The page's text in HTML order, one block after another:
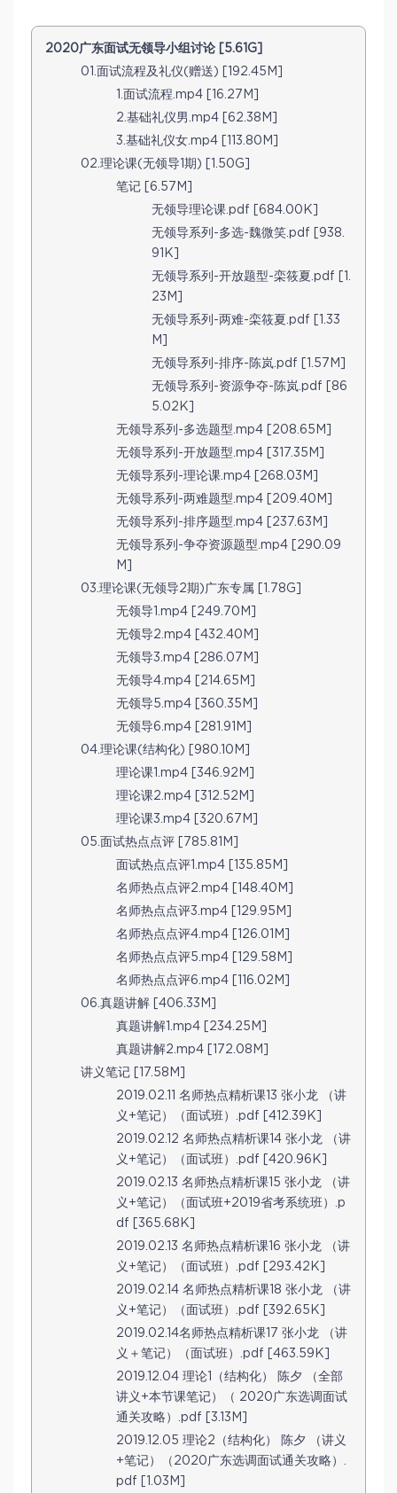
2020广东面试无领导小组讨论 [5.61G]
01.面试流程及礼仪(赠送) [192.45M]
1.面试流程.mp4 [16.27M]
2.基础礼仪男.mp4 [62.38M]
3.基础礼仪女.mp4 [113.80M]
02.理论课(无领导1期) [1.50G]
笔记 [6.57M]
无领导理论课.pdf [684.00K]
无领导系列-多选-魏微笑.pdf [938.
91K]
无领导系列-开放题型-栾筱夏.pdf [1.
23M]
无领导系列-两难-栾筱夏.pdf [1.33
M]
无领导系列-排序-陈岚.pdf [1.57M]
无领导系列-资源争夺-陈岚.pdf [86
5.02K]
无领导系列-多选题型.mp4 [208.65M]
无领导系列-开放题型.mp4 [317.35M]
无领导系列-理论课.mp4 [268.03M]
无领导系列-两难题型.mp4 [209.40M]
无领导系列-排序题型.mp4 [237.63M]
无领导系列-争夺资源题型.mp4 [290.09
M]
03.理论课(无领导2期)广东专属 [1.78G]
无领导1.mp4 [249.70M]
无领导2.mp4 [432.40M]
无领导3.mp4 [286.07M]
无领导4.mp4 [214.65M]
无领导5.mp4 [360.35M]
无领导6.mp4 [281.91M]
04.理论课(结构化) [980.10M]
理论课1.mp4 [346.92M]
理论课2.mp4 [312.52M]
理论课3.mp4 [320.67M]
05.面试热点点评 [785.81M]
面试热点点评1.mp4 [135.85M]
名师热点点评2.mp4 [148.40M]
名师热点点评3.mp4 [129.95M]
名师热点点评4.mp4 [126.01M]
名师热点点评5.mp4 [129.58M]
名师热点点评6.mp4 [116.02M]
06.真题讲解 [406.33M]
真题讲解1.mp4 [234.25M]
真题讲解2.mp4 [172.08M]
讲义笔记 [17.58M]
2019.02.11 名师热点精析课13 张小龙 （讲
义+笔记）（面试班）.pdf [412.39K]
2019.02.12 名师热点精析课14 张小龙 （讲
义+笔记）（面试班）.pdf [420.96K]
2019.02.13 名师热点精析课15 张小龙 （讲
义+笔记）（面试班+2019省考系统班）.p
df [365.68K]
2019.02.13 名师热点精析课16 张小龙 （讲
义+笔记）（面试班）.pdf [293.42K]
2019.02.14 名师热点精析课18 张小龙 （讲
义+笔记）（面试班）.pdf [392.65K]
2019.02.14名师热点精析课17 张小龙 （讲
义＋笔记）（面试班）.pdf [463.59K]
2019.12.04 理论1（结构化） 陈夕 （全部
讲义+本节课笔记）（ 2020广东选调面试
通关攻略）.pdf [3.13M]
2019.12.05 理论2（结构化） 陈夕 （讲义
+笔记）（2020广东选调面试通关攻略）.
pdf [1.03M]